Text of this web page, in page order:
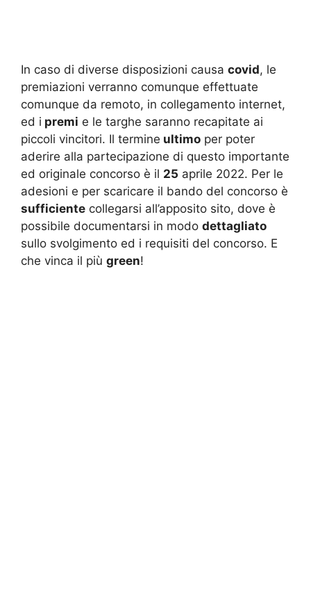
In caso di diverse disposizioni causa covid, le
premiazioni verranno comunque effettuate
comunque da remoto, in collegamento internet,
ed i premi e le targhe saranno recapitate ai
piccoli vincitori. Il termine ultimo per poter
aderire alla partecipazione di questo importante
ed originale concorso è il 25 aprile 2022. Per le
adesioni e per scaricare il bando del concorso è
sufficiente collegarsi all’apposito sito, dove è
possibile documentarsi in modo dettagliato
sullo svolgimento ed i requisiti del concorso. E
che vinca il più green!